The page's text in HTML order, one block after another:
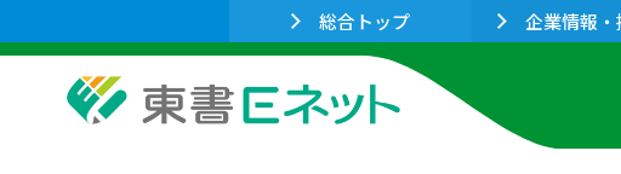
総合トップ 企業情報